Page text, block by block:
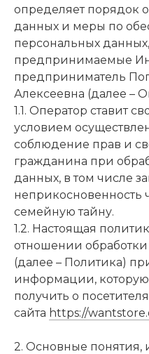
определяет порядок
данных и меры по
персональных данных,
предпринимаемые
предприниматель
Алексеевна (далее –
1.1. Оператор ставит
условием
соблюдение прав и
гражданина при
данных, в том числе
неприкосновенность
семейную тайну.
1.2. Настоящая
отношении
(далее – Политика)
информации,
получить о
сайта https://
2. Основные понятия,